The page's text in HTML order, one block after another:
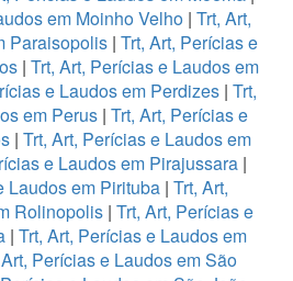
em Moinho Velho | Trt, Art,
Paraisopolis | Trt, Art, Perícias e
| Trt, Art, Perícias e Laudos em
e Laudos em Perdizes | Trt,
em Perus| Trt, Art, Perícias e
| Trt, Art, Perícias e Laudos em
e Laudos em Pirajussara |
Laudos em Pirituba| Trt, Art,
Rolinopolis | Trt, Art, Perícias e
| Trt, Art, Perícias e Laudos em
Perícias e Laudos em São